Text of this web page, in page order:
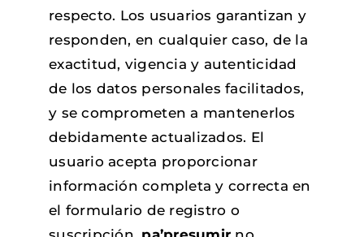
respecto. Los usuarios garantizan y
responden, en cualquier caso, de la
exactitud, vigencia y autenticidad
de los datos personales facilitados,
y se comprometen a mantenerlos
debidamente actualizados. El
usuario acepta proporcionar
información completa y correcta en
el formulario de registro o